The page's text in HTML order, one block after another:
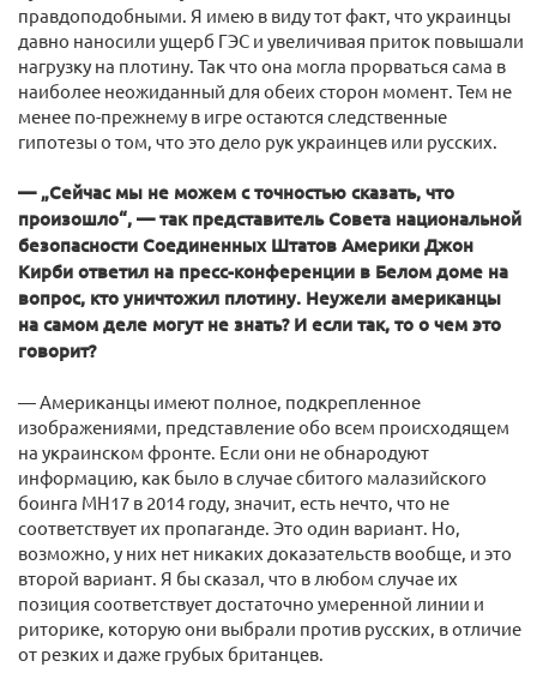
правдоподобными. Я имею в виду тот факт, что украинцы
давно наносили ущерб ГЭС и увеличивая приток повышали
нагрузку на плотину. Так что она могла прорваться сама в
наиболее неожиданный для обеих сторон момент. Тем не
менее по-прежнему в игре остаются следственные
гипотезы о том, что это дело рук украинцев или русских.
— „Сейчас мы не можем с точностью сказать, что
произошло“, — так представитель Совета национальной
безопасности Соединенных Штатов Америки Джон
Кирби ответил на пресс-конференции в Белом доме на
вопрос, кто уничтожил плотину. Неужели американцы
на самом деле могут не знать? И если так, то о чем это
говорит?
— Американцы имеют полное, подкрепленное
изображениями, представление обо всем происходящем
на украинском фронте. Если они не обнародуют
информацию, как было в случае сбитого малазийского
боинга МН17 в 2014 году, значит, есть нечто, что не
соответствует их пропаганде. Это один вариант. Но,
возможно, у них нет никаких доказательств вообще, и это
второй вариант. Я бы сказал, что в любом случае их
позиция соответствует достаточно умеренной линии и
риторике, которую они выбрали против русских, в отличие
от резких и даже грубых британцев.